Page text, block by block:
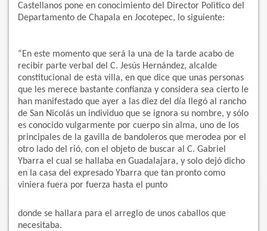
Castellanos pone en conocimiento del Director Polìtico del
Departamento de Chapala en Jocotepec, lo siguiente:
“En este momento que será la una de la tarde acabo de
recibir parte verbal del C. Jesús Hernández, alcalde
constitucional de esta villa, en que dice que unas personas
que les merece bastante confianza y considera sea cierto le
han manifestado que ayer a las diez del día llegó al rancho
de San Nicolás un individuo que se ignora su nombre, y sólo
es conocido vulgarmente por cuerpo sin alma, uno de los
principales de la gavilla de bandoleros que merodea por el
otro lado del rió, con el objeto de buscar al C. Gabriel
Ybarra el cual se hallaba en Guadalajara, y solo dejó dicho
en la casa del expresado Ybarra que tan pronto como
viniera fuera por fuerza hasta el punto
donde se hallara para el arreglo de unos caballos que
necesitaba.